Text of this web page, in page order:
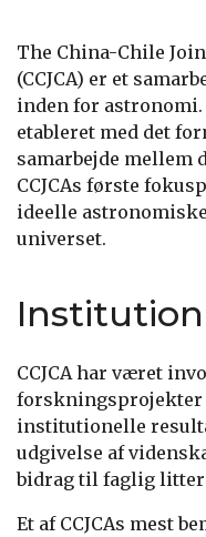
The China-Chile
(CCJCA) er et
inden for
etableret med det
samarbejde mellem
CCJCAs første
ideelle
universet.
CCJCA har været
forskningsprojekter
institutionelle
udgivelse af
bidrag til faglig
Et af CCJCAs mest